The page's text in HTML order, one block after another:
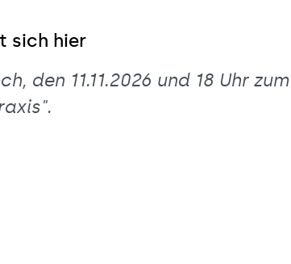
sich hier
11.11.2026 und 18 Uhr zum